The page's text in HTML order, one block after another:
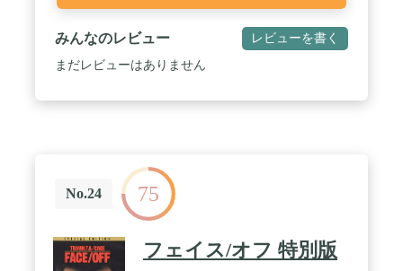
みんなのレビュー レビューを書く
まだレビューはありません
No.24 75
フェイス/オフ 特別版